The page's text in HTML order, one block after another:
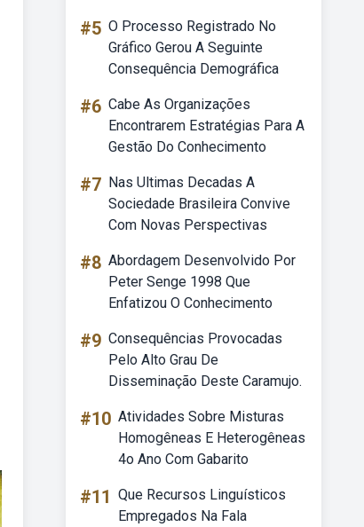
#5 O Processo Registrado No
Gráfico Gerou A Seguinte
Consequência Demográfica
#6 Cabe As Organizações
Encontrarem Estratégias Para A
Gestão Do Conhecimento
#7 Nas Ultimas Decadas A
Sociedade Brasileira Convive
Com Novas Perspectivas
#8 Abordagem Desenvolvido Por
Peter Senge 1998 Que
Enfatizou O Conhecimento
#9 Consequências Provocadas
Pelo Alto Grau De
Disseminação Deste Caramujo.
#10 Atividades Sobre Misturas
Homogêneas E Heterogêneas
4o Ano Com Gabarito
#11 Que Recursos Linguísticos
Empregados Na Fala